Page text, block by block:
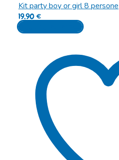
Kit party boy or girl 8 persone
19,90€
Aggiungi al carrello